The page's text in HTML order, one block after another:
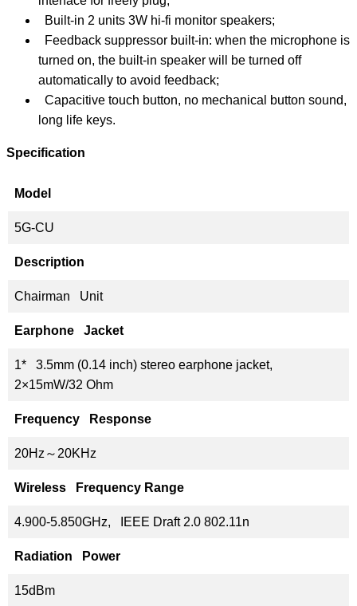
Built-in 2 units 3W hi-fi monitor speakers;
Feedback suppressor built-in: when the microphone is
turned on, the built-in speaker will be turned off
automatically to avoid feedback;
Capacitive touch button, no mechanical button sound,
long life keys.
Specification
Model
5G-CU
Description
Chairman Unit
Earphone Jacket
1* 3.5mm (0.14 inch) stereo earphone jacket,
2×15mW/32 Ohm
Frequency Response
20Hz～20KHz
Wireless Frequency Range
4.900-5.850GHz, IEEE Draft 2.0 802.11n
Radiation Power
15dBm